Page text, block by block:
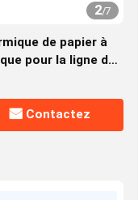
2/7
de papier à
pour la ligne de
Contactez